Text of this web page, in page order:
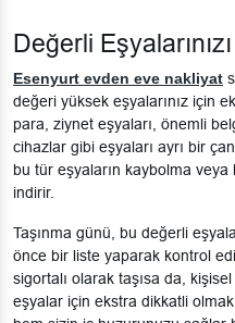
Değerli
Esenyurt evden eve nakliyat
değeri yüksek eşyalarınız için
para, ziynet eşyaları, önemli
cihazlar gibi eşyaları ayrı bir
bu tür eşyaların kaybolma
indirir.
Taşınma günü, bu değerli
önce bir liste yaparak kontrol
sigortalı olarak taşısa da,
eşyalar için ekstra dikkatli